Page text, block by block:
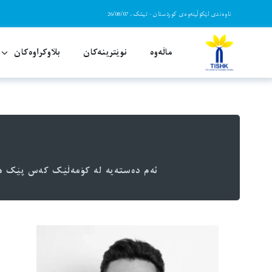
to
ناوەندی لێکۆڵینەوەی کوردستان - تیشک، 26/08/07
ماڵەوە نوێترینەکان بڵاوکراوەکان
ئەم دەستەیە لە کۆمەڵێک کەس پێک
ئەم دەستەیە لە کۆمەڵێک کەس پێک